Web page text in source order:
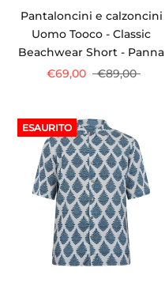
Pantaloncini e calzoncini
Uomo Tooco - Classic
Beachwear Short - Panna
€69,00
€89,00
ESAURITO